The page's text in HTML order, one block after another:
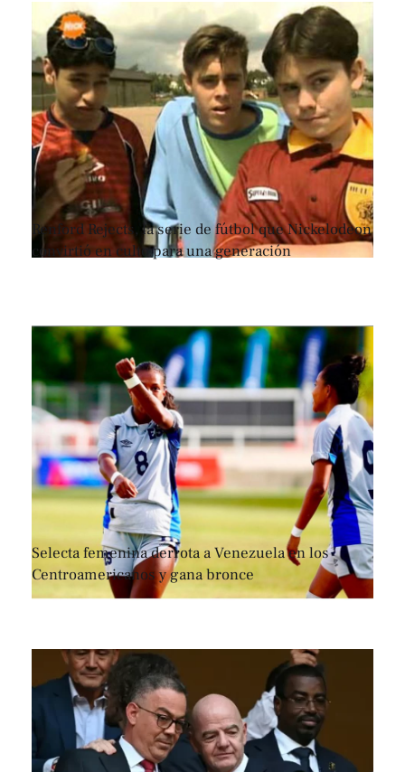
Renford Rejects, la serie de fútbol que Nickelodeon
convirtió en culto para una generación
Selecta femenina derrota a Venezuela en los
Centroamericanos y gana bronce